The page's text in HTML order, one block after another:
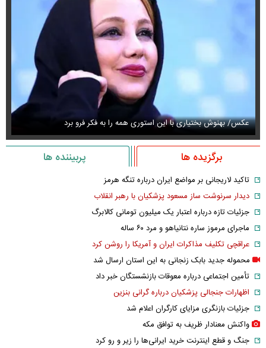
عکس/ بهنوش بختیاری با این استوری همه را به فکر فرو برد
برگزیده ها پربیننده ها
تاکید لاریجانی بر مواضع ایران درباره تنگه هرمز
دیدار سرنوشت ساز مسعود پزشکیان با رهبر انقلاب
جزئیات تازه درباره اعتبار یک میلیون تومانی کالابرگ
ماجرای مرموز ساره نتانیاهو و مرد ۶۰ ساله
عراقچی تکلیف مذاکرات ایران و آمریکا را روشن کرد
محموله جدید بابک زنجانی به این استان ارسال شد
تأمین اجتماعی درباره معوقات بازنشستگان خبر داد
اظهارات جنجالی پزشکیان درباره گرانی بنزین
جزئیات بازنگری مزایای کارگران اعلام شد
واکنش معنادار ظریف به توافق مکه
جنگ و قطع اینترنت خرید ایرانی‌ها را زیر و رو کرد